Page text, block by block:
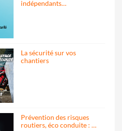
indépendants…
La sécurité sur vos
chantiers
Prévention des risques
routiers, éco conduite : …